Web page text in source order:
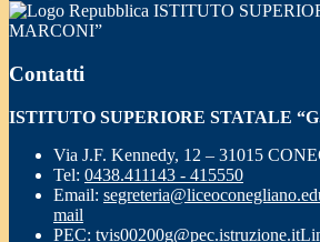
ISTITUTO
MARCONI”
Contatti
ISTITUTO SUPERIORE STATALE
Via J.F. Kennedy, 12 – 31015
Tel: 0438.411143 - 415550
Email:
mail
PEC: tvis00200g@pec.istruzione.it